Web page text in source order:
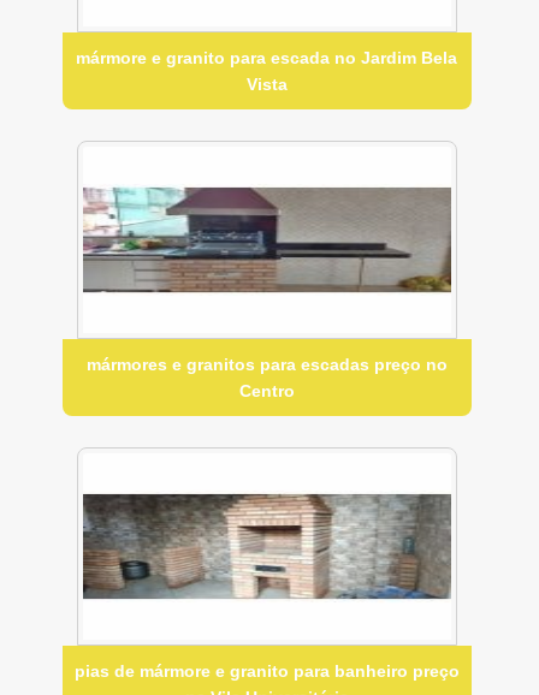
mármore e granito para escada no Jardim Bela
Vista
mármores e granitos para escadas preço no
Centro
pias de mármore e granito para banheiro preço